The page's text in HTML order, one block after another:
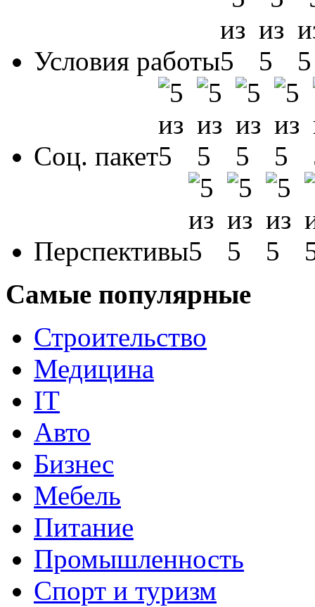
Условия работы
Соц. пакет
Перспективы
Самые популярные
Строительство
Медицина
IT
Авто
Бизнес
Мебель
Питание
Промышленность
Спорт и туризм